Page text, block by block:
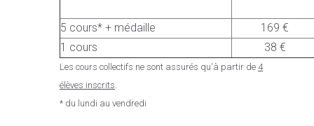
5 cours* + médaille
169 €
1 cours
38 €
Les cours collectifs ne sont assurés qu'à partir de 4
élèves inscrits.
* du lundi au vendredi